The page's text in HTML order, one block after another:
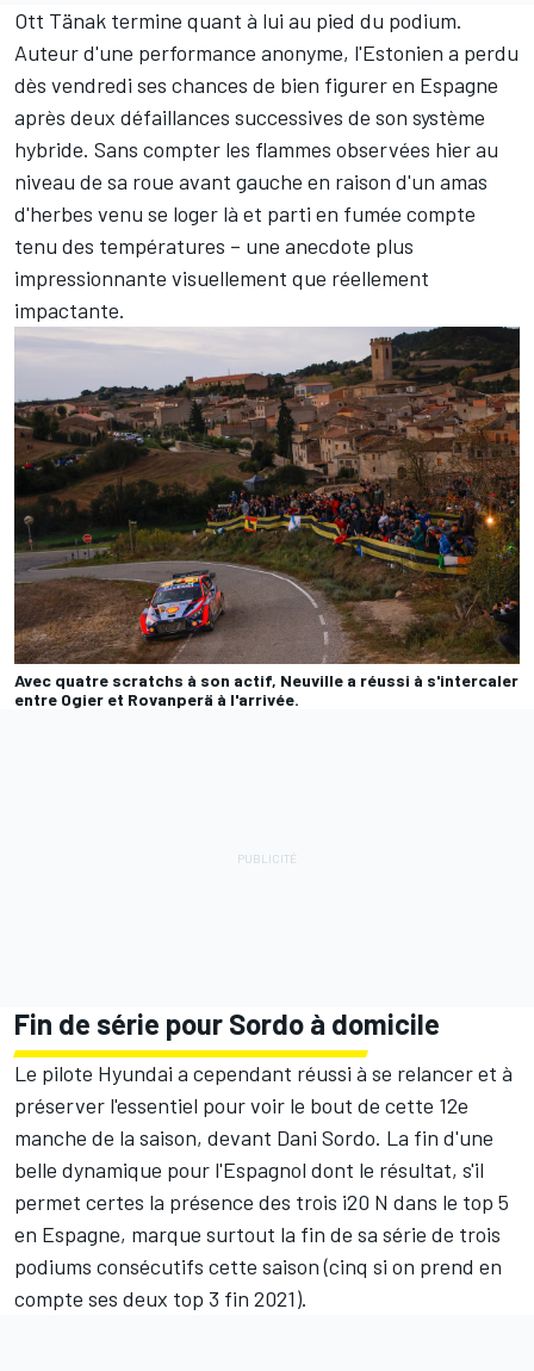
Ott Tänak termine quant à lui au pied du podium.
Auteur d'une performance anonyme, l'Estonien a perdu
dès vendredi ses chances de bien figurer en Espagne
après deux défaillances successives de son système
hybride. Sans compter les flammes observées hier au
niveau de sa roue avant gauche en raison d'un amas
d'herbes venu se loger là et parti en fumée compte
tenu des températures – une anecdote plus
impressionnante visuellement que réellement
impactante.
Avec quatre scratchs à son actif, Neuville a réussi à s'intercaler
entre Ogier et Rovanperä à l'arrivée.
Fin de série pour Sordo à domicile
Le pilote Hyundai a cependant réussi à se relancer et à
préserver l'essentiel pour voir le bout de cette 12e
manche de la saison, devant Dani Sordo. La fin d'une
belle dynamique pour l'Espagnol dont le résultat, s'il
permet certes la présence des trois i20 N dans le top 5
en Espagne, marque surtout la fin de sa série de trois
podiums consécutifs cette saison (cinq si on prend en
compte ses deux top 3 fin 2021).